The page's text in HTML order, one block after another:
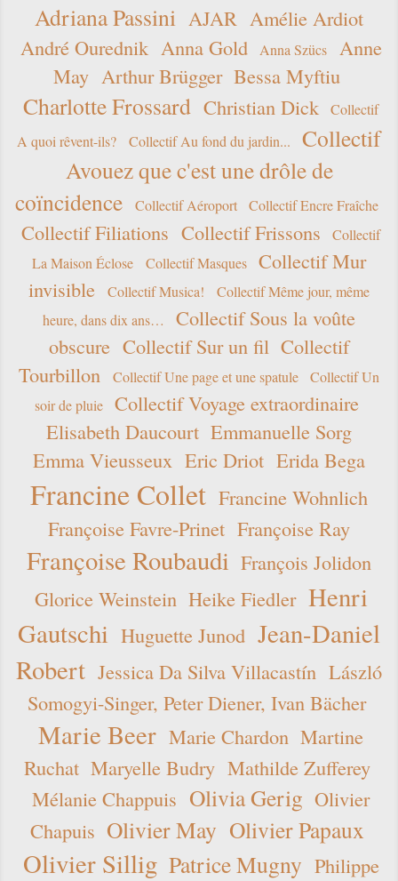
Adriana Passini AJAR Amélie Ardiot
André Ourednik Anna Gold Anna Szücs
Anne
May Arthur Brügger Bessa Myftiu
Charlotte Frossard Christian Dick
Collectif
A quoi rêvent-ils?
Collectif Au fond du jardin...
Collectif
Avouez que c'est une drôle de
coïncidence
Collectif Aéroport Collectif Encre Fraîche
Collectif Filiations Collectif Frissons
Collectif
La Maison Éclose
Collectif Masques
Collectif Mur
invisible
Collectif Musica!
Collectif Même jour, même
heure, dans dix ans…
Collectif Sous la voûte
obscure Collectif Sur un fil Collectif
Tourbillon
Collectif Une page et une spatule
Collectif Un
soir de pluie
Collectif Voyage extraordinaire
Elisabeth Daucourt Emmanuelle Sorg
Emma Vieusseux Eric Driot Erida Bega
Francine Collet Francine Wohnlich
Françoise Favre-Prinet Françoise Ray
Françoise Roubaudi François Jolidon
Glorice Weinstein Heike Fiedler Henri
Gautschi Huguette Junod Jean-Daniel
Robert Jessica Da Silva Villacastín László
Somogyi-Singer, Peter Diener, Ivan Bächer
Marie Beer Marie Chardon Martine
Ruchat Maryelle Budry Mathilde Zufferey
Mélanie Chappuis Olivia Gerig Olivier
Chapuis Olivier May Olivier Papaux
Olivier Sillig Patrice Mugny Philippe